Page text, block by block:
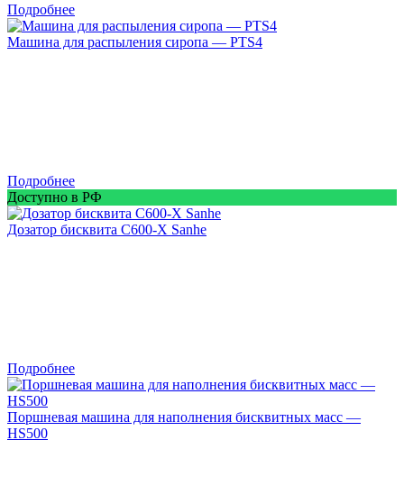
Подробнее
Машина для распыления сиропа — PTS4
Подробнее
Доступно в РФ
Дозатор бисквита C600-X Sanhe
Подробнее
Поршневая машина для наполнения бисквитных масс —
HS500